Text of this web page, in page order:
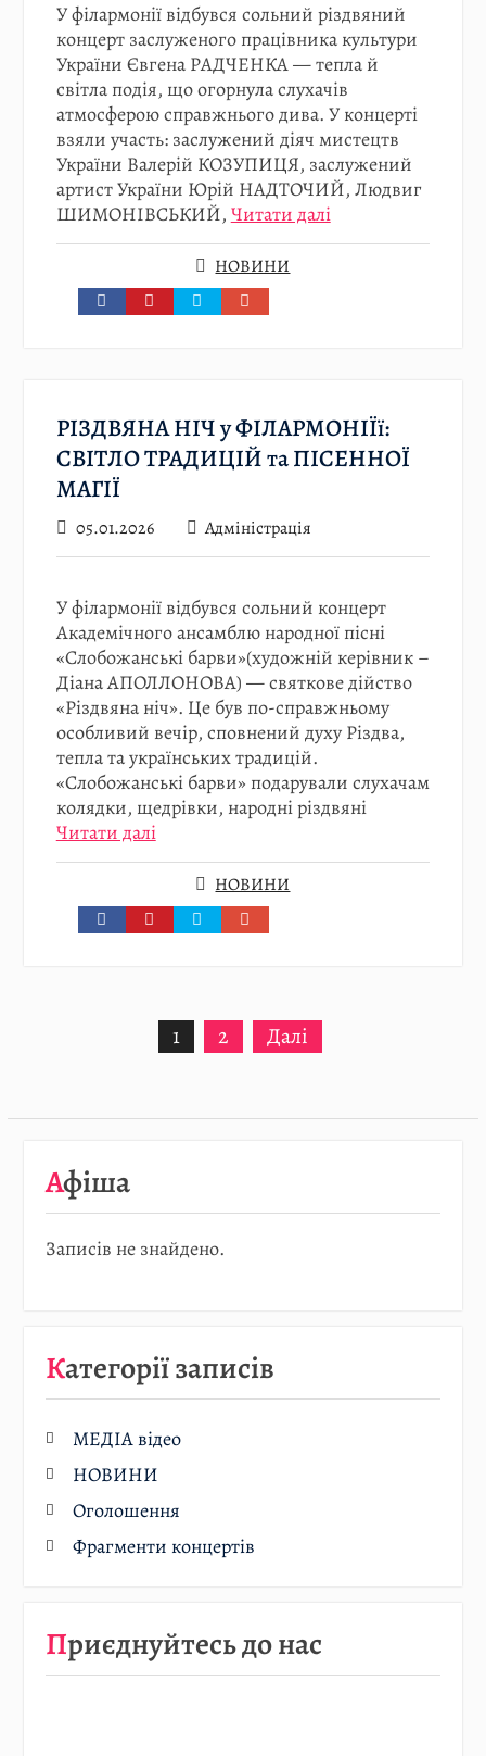
У філармонії відбувся сольний різдвяний
концерт заслуженого працівника культури
України Євгена РАДЧЕНКА — тепла й
світла подія, що огорнула слухачів
атмосферою справжнього дива. У концерті
взяли участь: заслужений діяч мистецтв
України Валерій КОЗУПИЦЯ, заслужений
артист України Юрій НАДТОЧИЙ, Людвиг
ШИМОНІВСЬКИЙ, Читати далі
НОВИНИ
РІЗДВЯНА НІЧ у ФІЛАРМОНІЇї:
СВІТЛО ТРАДИЦІЙ та ПІСЕННОЇ
МАГІЇ
05.01.2026 Адміністрація
У філармонії відбувся сольний концерт
Академічного ансамблю народної пісні
«Слобожанські барви»(художній керівник –
Діана АПОЛЛОНОВА) — святкове дійство
«Різдвяна ніч». Це був по-справжньому
особливий вечір, сповнений духу Різдва,
тепла та українських традицій.
«Слобожанські барви» подарували слухачам
колядки, щедрівки, народні різдвяні
Читати далі
НОВИНИ
1 2 Далі
Афіша
Записів не знайдено.
Категорії записів
МЕДІА відео
НОВИНИ
Оголошення
Фрагменти концертів
Приєднуйтесь до нас